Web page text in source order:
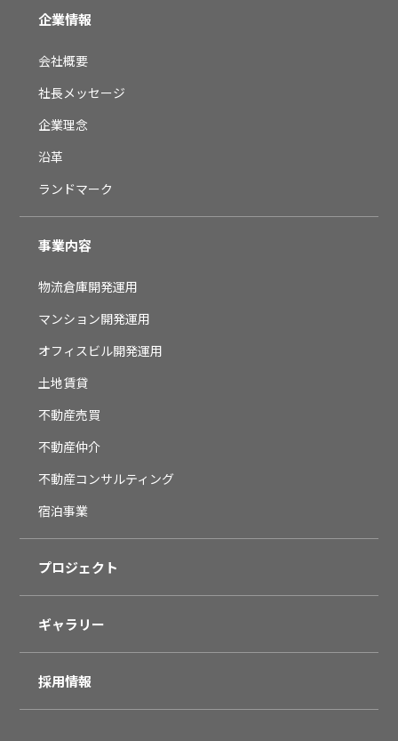
企業情報
会社概要
社長メッセージ
企業理念
沿革
ランドマーク
事業内容
物流倉庫開発運用
マンション開発運用
オフィスビル開発運用
土地賃貸
不動産売買
不動産仲介
不動産コンサルティング
宿泊事業
プロジェクト
ギャラリー
採用情報